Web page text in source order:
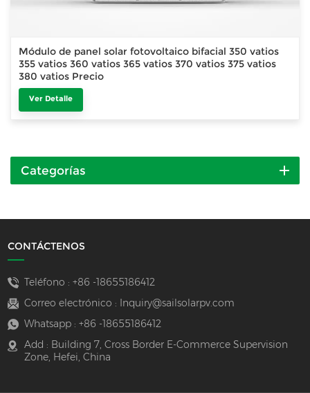
Módulo de panel solar fotovoltaico bifacial 350 vatios
355 vatios 360 vatios 365 vatios 370 vatios 375 vatios
380 vatios Precio
Ver Detalle
Categorías
CONTÁCTENOS
Teléfono : +86 -18655186412
Correo electrónico :
Inquiry@sailsolarpv.com
Whatsapp : +86 -18655186412
Add : Building 7, Cross Border E-Commerce Supervision
Zone, Hefei, China